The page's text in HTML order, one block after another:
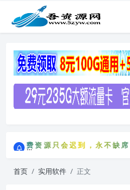
免费资源只会迟到，永不缺
免费资源只会迟到，永不
首页 实用软件 正文